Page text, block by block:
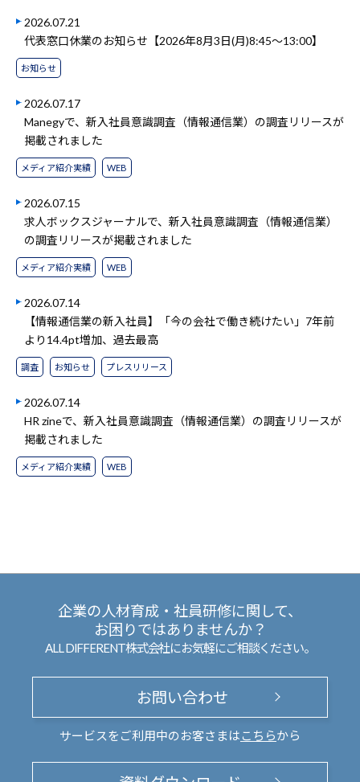
2026.07.21
代表窓口休業のお知らせ【2026年8月3日(月)8:45～13:00】
お知らせ
2026.07.17
Manegyで、新入社員意識調査（情報通信業）の調査リリースが
掲載されました
メディア紹介実績 WEB
2026.07.15
求人ボックスジャーナルで、新入社員意識調査（情報通信業）
の調査リリースが掲載されました
メディア紹介実績 WEB
2026.07.14
【情報通信業の新入社員】「今の会社で働き続けたい」7年前
より14.4pt増加、過去最高
調査 お知らせ プレスリリース
2026.07.14
HR zineで、新入社員意識調査（情報通信業）の調査リリースが
掲載されました
メディア紹介実績 WEB
企業の人材育成・社員研修に関して、
お困りではありませんか？
ALL DIFFERENT株式会社にお気軽にご相談ください。
お問い合わせ
サービスをご利用中のお客さまは こちらから